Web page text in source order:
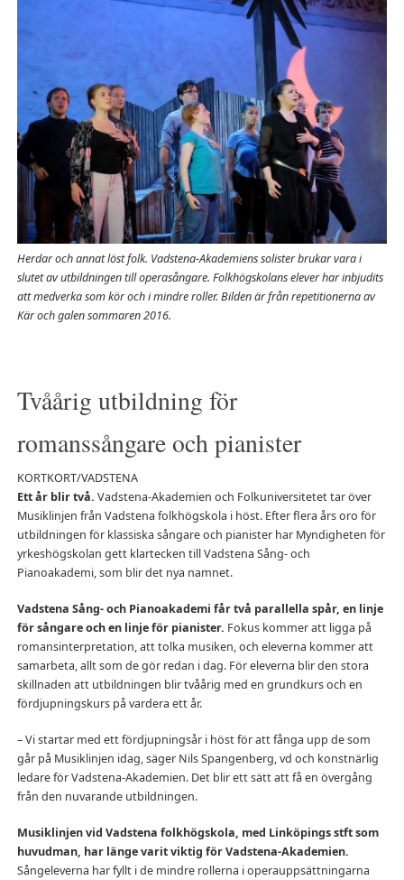
Herdar och annat löst folk. Vadstena-Akademiens solister brukar vara i
slutet av utbildningen till operasångare. Folkhögskolans elever har inbjudits
att medverka som kör och i mindre roller. Bilden är från repetitionerna av
Kär och galen sommaren 2016.
Tvåårig utbildning för
romanssångare och pianister
KORTKORT/VADSTENA
Ett år blir två. Vadstena-Akademien och Folkuniversitetet tar över
Musiklinjen från Vadstena folkhögskola i höst. Efter flera års oro för
utbildningen för klassiska sångare och pianister har Myndigheten för
yrkeshögskolan gett klartecken till Vadstena Sång- och
Pianoakademi, som blir det nya namnet.
Vadstena Sång- och Pianoakademi får två parallella spår, en linje
för sångare och en linje för pianister. Fokus kommer att ligga på
romansinterpretation, att tolka musiken, och eleverna kommer att
samarbeta, allt som de gör redan i dag. För eleverna blir den stora
skillnaden att utbildningen blir tvåårig med en grundkurs och en
fördjupningskurs på vardera ett år.
– Vi startar med ett fördjupningsår i höst för att fånga upp de som
går på Musiklinjen idag, säger Nils Spangenberg, vd och konstnärlig
ledare för Vadstena-Akademien. Det blir ett sätt att få en övergång
från den nuvarande utbildningen.
Musiklinjen vid Vadstena folkhögskola, med Linköpings stft som
huvudman, har länge varit viktig för Vadstena-Akademien.
Sångeleverna har fyllt i de mindre rollerna i operauppsättningarna